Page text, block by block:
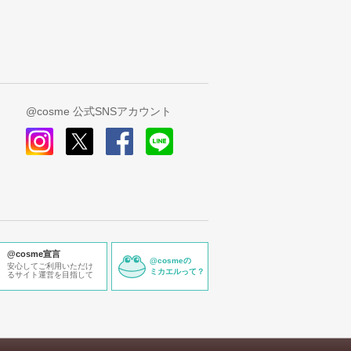
@cosme 公式SNSアカウント
@cosme宣言
安心してご利用いただけ
るサイト運営を目指して
@cosmeの
ミカエルって？